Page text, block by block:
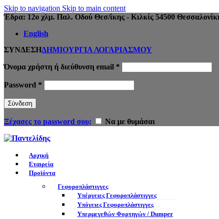
Skip to navigation Skip to main content
Έδρα: 12ο χλμ. Παλ. Οδού Θεσ/ίκης - Κιλκίς 54500
English
ΣΥΝΔΕΣΗΔΗΜΙΟΥΡΓΙΑ ΛΟΓΑΡΙΑΣΜΟΥ
Όνομα χρήστη ή διεύθυνση email *
Password *
Σύνδεση
Ξέχασες το password σου; Να με θυμάσαι
Αρχική
Εταιρεία
Προϊόντα
Γεφυροπλάστιγγες
Υπέργειες Γεφυροπλάστιγγες
Υπόγειες Γεφυροπλάστιγγες
Υπερμεγεθών Φορτηγών / Dumper